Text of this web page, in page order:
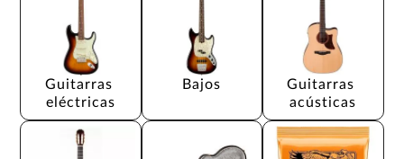
Guitarras
eléctricas
Bajos
Guitarras
acústicas